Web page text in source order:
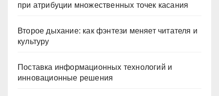
при атрибуции множественных точек касания
Второе дыхание: как фэнтези меняет читателя и
культуру
Поставка информационных технологий и
инновационные решения